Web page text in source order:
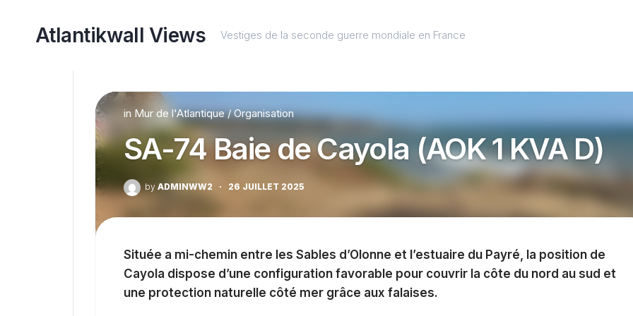
contentAtlantikwall Views Vestiges de la seconde guerre mondiale en France
in Mur de l'Atlantique/Organisation
SA-74 Baie de Cayola (AOK 1 KVA D)
by ADMINWW2 · 26 JUILLET 2025
Située a mi-chemin entre les Sables d’Olonne et l’estuaire du Payré, la position de
Cayola dispose d’une configuration favorable pour couvrir la côte du nord au sud et
une protection naturelle côté mer grâce aux falaises.